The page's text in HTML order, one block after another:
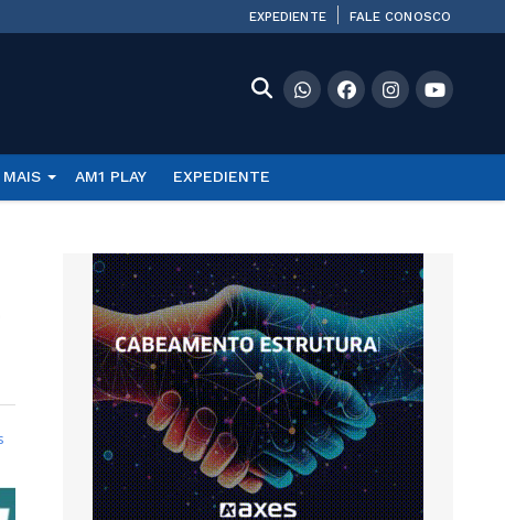
EXPEDIENTE FALE CONOSCO
MAIS AM1 PLAY EXPEDIENTE